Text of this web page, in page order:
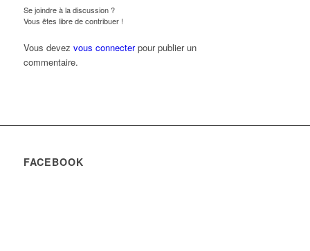
Se joindre à la discussion ?
Vous êtes libre de contribuer !
Vous devez vous connecterpour publier un
commentaire.
FACEBOOK